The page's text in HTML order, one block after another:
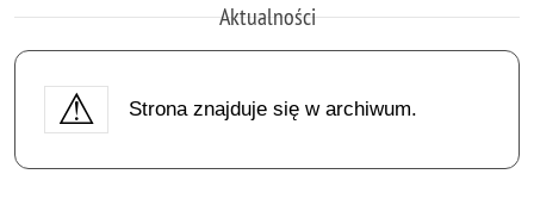
Aktualności
Strona znajduje się w archiwum.